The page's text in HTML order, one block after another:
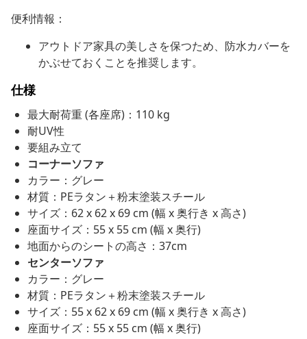
便利情報：
アウトドア家具の美しさを保つため、防水カバーを
かぶせておくことを推奨します。
仕様
最大耐荷重 (各座席)：110 kg
耐UV性
要組み立て
コーナーソファ
カラー：グレー
材質：PEラタン＋粉末塗装スチール
サイズ：62 x 62 x 69 cm (幅 x 奥行き x 高さ)
座面サイズ：55 x 55 cm (幅 x 奥行)
地面からのシートの高さ：37cm
センターソファ
カラー：グレー
材質：PEラタン＋粉末塗装スチール
サイズ：55 x 62 x 69 cm (幅 x 奥行き x 高さ)
座面サイズ：55 x 55 cm (幅 x 奥行)